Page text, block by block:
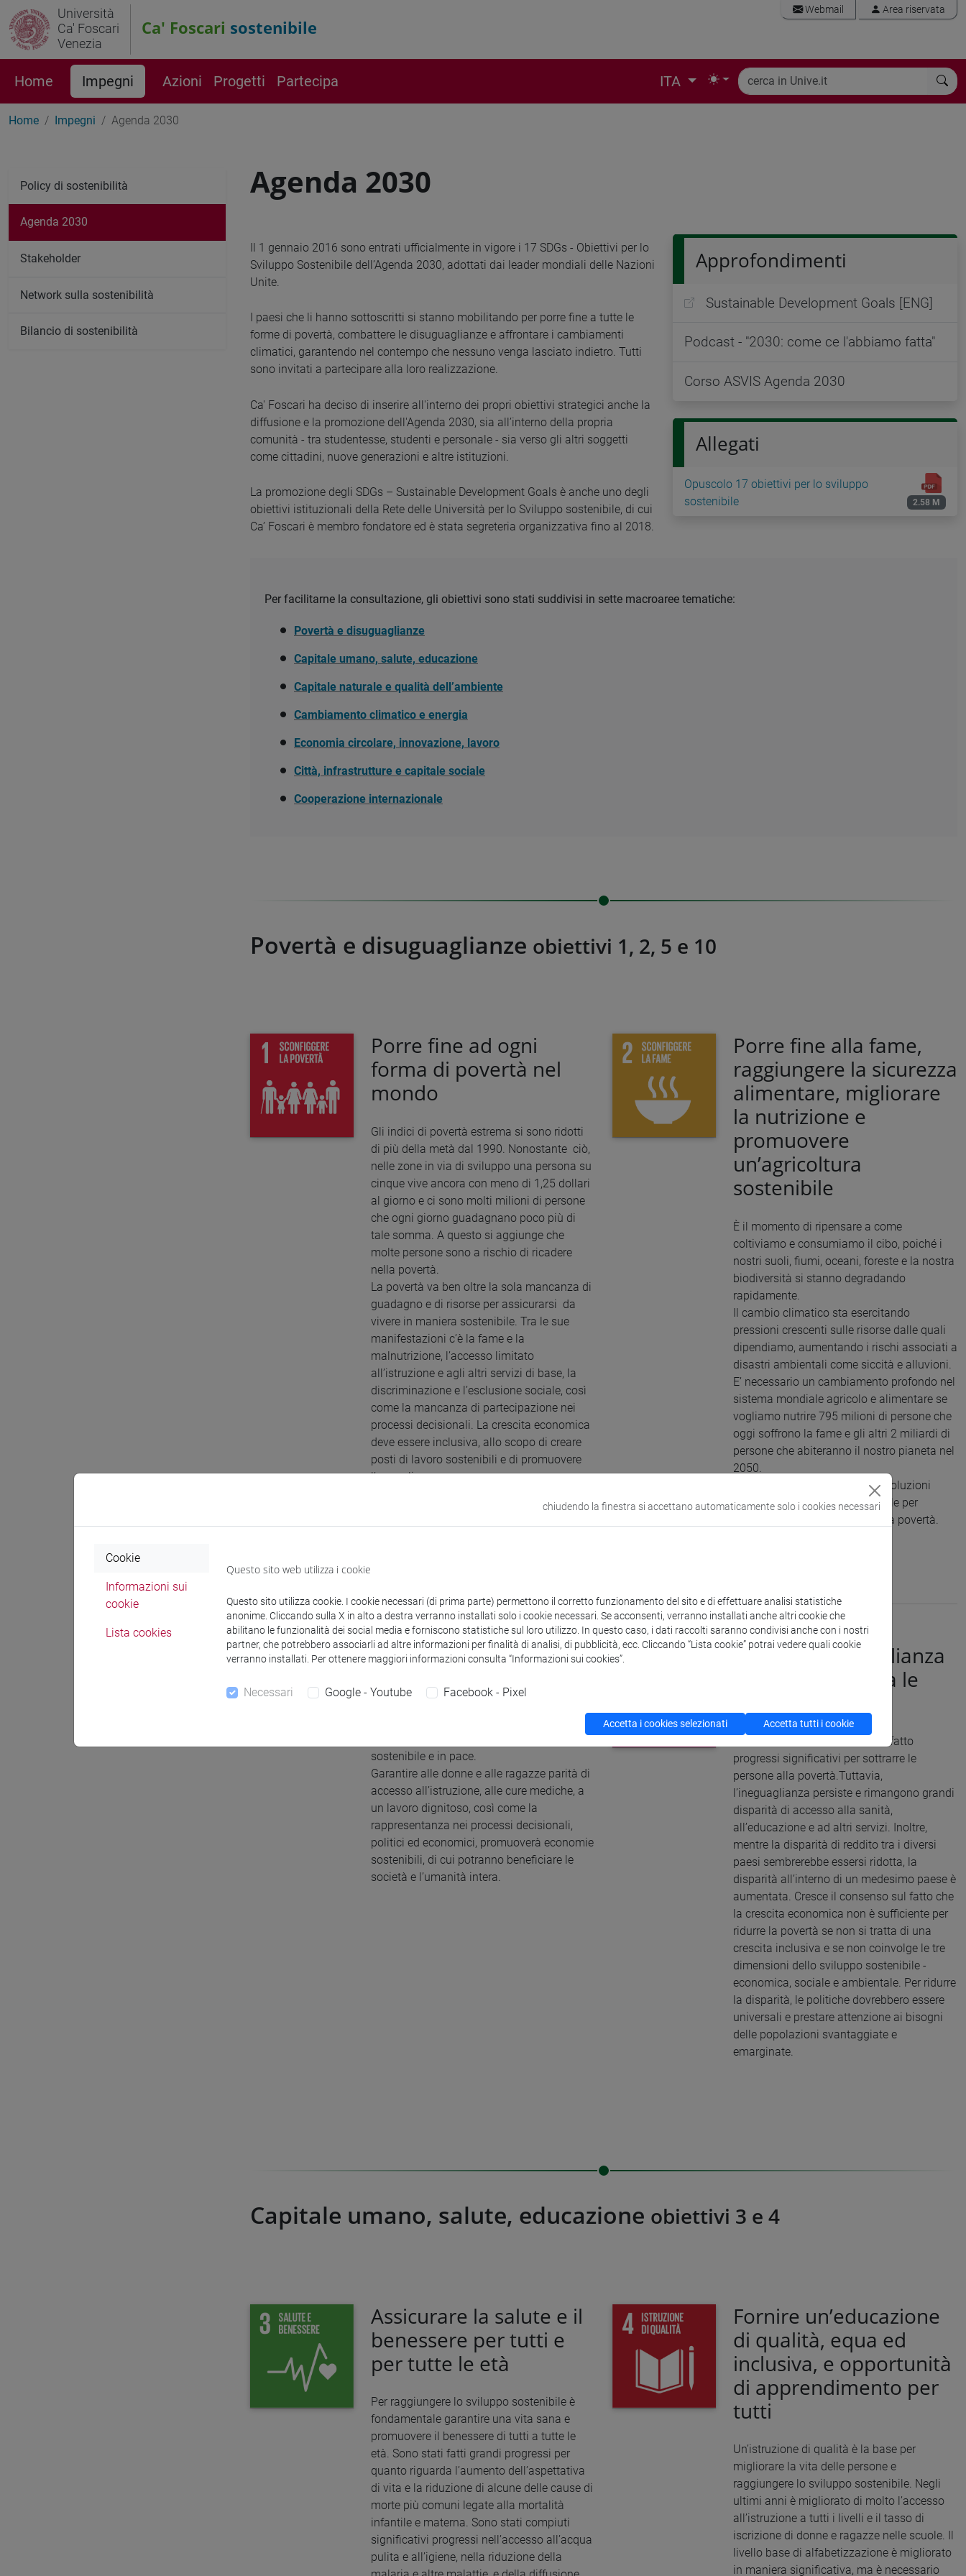
Università
Ca' Foscari
Venezia
Ca' Foscari sostenibile
Webmail Area riservata
Home Impegni Azioni Progetti Partecipa ITA
Home Impegni Agenda 2030
Agenda 2030
Il 1 gennaio 2016 sono entrati ufficialmente in vigore i 17 SDGs - Obiettivi per lo
Sviluppo Sostenibile dell’Agenda 2030, adottati dai leader mondiali delle Nazioni
Unite.
I paesi che li hanno sottoscritti si stanno mobilitando per porre fine a tutte le
forme di povertà, combattere le disuguaglianze e affrontare i cambiamenti
climatici, garantendo nel contempo che nessuno venga lasciato indietro. Tutti
sono invitati a partecipare alla loro realizzazione.
Ca' Foscari ha deciso di inserire all'interno dei propri obiettivi strategici anche la
diffusione e la promozione dell'Agenda 2030, sia all’interno della propria
comunità - tra studentesse, studenti e personale - sia verso gli altri soggetti
come cittadini, nuove generazioni e altre istituzioni.
La promozione degli SDGs – Sustainable Development Goals è anche uno degli
obiettivi istituzionali della Rete delle Università per lo Sviluppo sostenibile, di cui
Ca’ Foscari è membro fondatore ed è stata segreteria organizzativa fino al 2018.
Approfondimenti
Sustainable Development Goals [ENG]
Podcast - "2030: come ce l'abbiamo fatta"
Corso ASVIS Agenda 2030
Allegati
Opuscolo 17 obiettivi per lo sviluppo
sostenibile
2.58 M
Per facilitarne la consultazione, gli obiettivi sono stati suddivisi in sette macroaree tematiche:
Povertà e disuguaglianze
Capitale umano, salute, educazione
Capitale naturale e qualità dell’ambiente
Cambiamento climatico e energia
Economia circolare, innovazione, lavoro
Città, infrastrutture e capitale sociale
Cooperazione internazionale
Povertà e disuguaglianze obiettivi 1, 2, 5 e 10
Porre fine ad ogni
forma di povertà nel
mondo
Gli indici di povertà estrema si sono ridotti
di più della metà dal 1990. Nonostante ciò,
nelle zone in via di sviluppo una persona su
cinque vive ancora con meno di 1,25 dollari
al giorno e ci sono molti milioni di persone
che ogni giorno guadagnano poco più di
tale somma. A questo si aggiunge che
molte persone sono a rischio di ricadere
nella povertà.
La povertà va ben oltre la sola mancanza di
guadagno e di risorse per assicurarsi da
vivere in maniera sostenibile. Tra le sue
manifestazioni c’è la fame e la
malnutrizione, l’accesso limitato
all’istruzione e agli altri servizi di base, la
discriminazione e l’esclusione sociale, così
come la mancanza di partecipazione nei
processi decisionali. La crescita economica
deve essere inclusiva, allo scopo di creare
posti di lavoro sostenibili e di promuovere
l’uguaglianza.
Raggiungere
l’uguaglianza di genere
ed emancipare tutte le
donne e le ragazze
sostenibile e in pace.
Garantire alle donne e alle ragazze parità di
accesso all’istruzione, alle cure mediche, a
un lavoro dignitoso, così come la
rappresentanza nei processi decisionali,
politici ed economici, promuoverà economie
sostenibili, di cui potranno beneficiare le
società e l’umanità intera.
Porre fine alla fame,
raggiungere la sicurezza
alimentare, migliorare
la nutrizione e
promuovere
un’agricoltura
sostenibile
È il momento di ripensare a come
coltiviamo e consumiamo il cibo, poiché i
nostri suoli, fiumi, oceani, foreste e la nostra
biodiversità si stanno degradando
rapidamente.
Il cambio climatico sta esercitando
pressioni crescenti sulle risorse dalle quali
dipendiamo, aumentando i rischi associati a
disastri ambientali come siccità e alluvioni.
E’ necessario un cambiamento profondo nel
sistema mondiale agricolo e alimentare se
vogliamo nutrire 795 milioni di persone che
oggi soffrono la fame e gli altri 2 miliardi di
persone che abiteranno il nostro pianeta nel
2050.
Il settore agroalimentare offre soluzioni
chiave per lo sviluppo, ed è vitale per
l’eliminazione della fame e della povertà.
Ridurre l'ineguaglianza
all'interno di e fra le
La comunità internazionale ha fatto
progressi significativi per sottrarre le
persone alla povertà.Tuttavia,
l’ineguaglianza persiste e rimangono grandi
disparità di accesso alla sanità,
all’educazione e ad altri servizi. Inoltre,
mentre la disparità di reddito tra i diversi
paesi sembrerebbe essersi ridotta, la
disparità all’interno di un medesimo paese è
aumentata. Cresce il consenso sul fatto che
la crescita economica non è sufficiente per
ridurre la povertà se non si tratta di una
crescita inclusiva e se non coinvolge le tre
dimensioni dello sviluppo sostenibile -
economica, sociale e ambientale. Per ridurre
la disparità, le politiche dovrebbero essere
universali e prestare attenzione ai bisogni
delle popolazioni svantaggiate e
emarginate.
Capitale umano, salute, educazione obiettivi 3 e 4
Assicurare la salute e il
benessere per tutti e
per tutte le età
Per raggiungere lo sviluppo sostenibile è
fondamentale garantire una vita sana e
promuovere il benessere di tutti a tutte le
età. Sono stati fatti grandi progressi per
quanto riguarda l’aumento dell’aspettativa
di vita e la riduzione di alcune delle cause di
morte più comuni legate alla mortalità
infantile e materna. Sono stati compiuti
significativi progressi nell’accesso all’acqua
pulita e all’igiene, nella riduzione della
Fornire un’educazione
di qualità, equa ed
inclusiva, e opportunità
di apprendimento per
tutti
Un’istruzione di qualità è la base per
migliorare la vita delle persone e
raggiungere lo sviluppo sostenibile. Negli
ultimi anni è migliorato di molto l’accesso
all’istruzione a tutti i livelli e il tasso di
iscrizione di donne e ragazze nelle scuole. Il
livello base di alfabetizzazione è migliorato
in maniera significativa, ma è necessario
Policy di sostenibilità
Agenda 2030
Stakeholder
Network sulla sostenibilità
Bilancio di sostenibilità
chiudendo la finestra si accettano automaticamente solo i cookies necessari
Cookie
Informazioni sui
cookie
Lista cookies
Questo sito web utilizza i cookie
Questo sito utilizza cookie. I cookie necessari (di prima parte) permettono il corretto funzionamento del sito e di effettuare analisi statistiche
anonime. Cliccando sulla X in alto a destra verranno installati solo i cookie necessari. Se acconsenti, verranno installati anche altri cookie che
abilitano le funzionalità dei social media e forniscono statistiche sul loro utilizzo. In questo caso, i dati raccolti saranno condivisi anche con i nostri
partner, che potrebbero associarli ad altre informazioni per finalità di analisi, di pubblicità, ecc. Cliccando “Lista cookie” potrai vedere quali cookie
verranno installati. Per ottenere maggiori informazioni consulta “Informazioni sui cookies”.
Necessari Google - Youtube Facebook - Pixel
Accetta i cookies selezionati Accetta tutti i cookie